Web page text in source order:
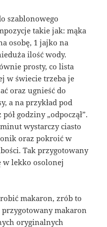
szablonowego
takie jak: mąka
osobę, 1 jajko na
ilość wody.
prosty, co lista
w świecie trzeba je
oraz ugnieść do
a na przykład pod
godziny „odpoczął”.
wystarczy ciasto
oraz pokroić w
Tak przygotowany
w lekko osolonej
makaron, zrób to
przygotowany makaron
oryginalnych